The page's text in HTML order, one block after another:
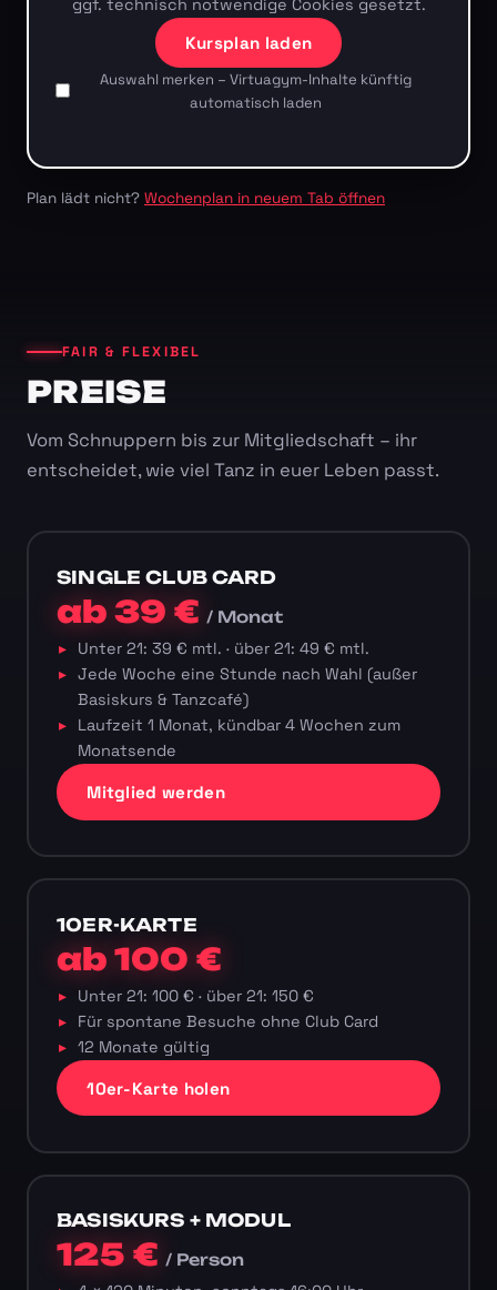
ggf. technisch notwendige Cookies gesetzt.
Kursplan laden
Auswahl merken – Virtuagym-Inhalte künftig
automatisch laden
Plan lädt nicht? Wochenplan in neuem Tab öffnen
FAIR & FLEXIBEL
PREISE
Vom Schnuppern bis zur Mitgliedschaft – ihr
entscheidet, wie viel Tanz in euer Leben passt.
SINGLE CLUB CARD
ab 39 €/ Monat
Unter 21: 39 € mtl. · über 21: 49 € mtl.
Jede Woche eine Stunde nach Wahl (außer
Basiskurs & Tanzcafé)
Laufzeit 1 Monat, kündbar 4 Wochen zum
Monatsende
Mitglied werden
10ER-KARTE
ab 100 €
Unter 21: 100 € · über 21: 150 €
Für spontane Besuche ohne Club Card
12 Monate gültig
10er-Karte holen
BASISKURS + MODUL
125 €/ Person